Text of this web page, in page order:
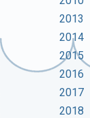
2013
2014
2015
2016
2017
2018